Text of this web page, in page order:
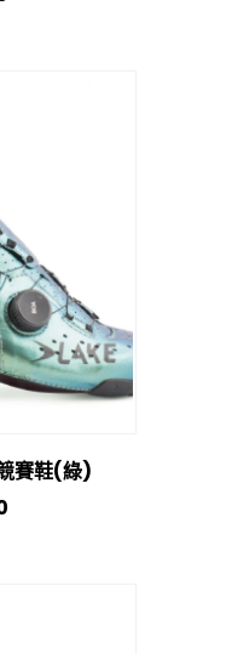
賽鞋(綠)